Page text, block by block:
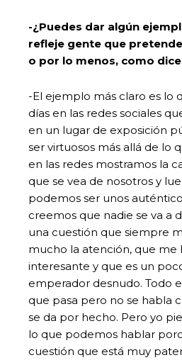
-¿Puedes dar algún
refleje gente que
o por lo menos, como
-El ejemplo más claro es lo
días en las redes sociales
en un lugar de exposición
ser virtuosos más allá de lo
en las redes mostramos la
que se vea de nosotros y
podemos ser unos
creemos que nadie se va a
una cuestión que siempre
mucho la atención, que me
interesante y que es un
emperador desnudo. Todo
que pasa pero no se habla
se da por hecho. Pero yo
lo que podemos hablar
cuestión que está muy